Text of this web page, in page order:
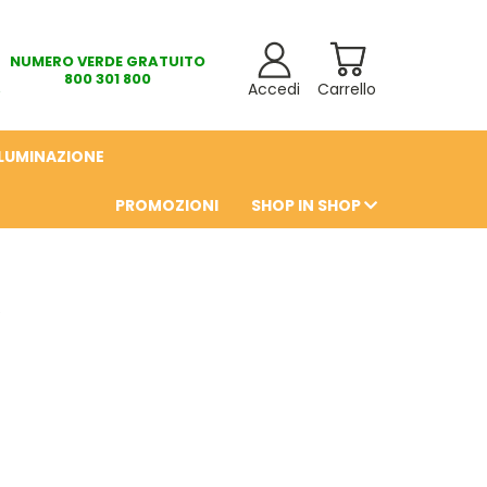
NUMERO VERDE GRATUITO
800 301 800
Carrello
Accedi
PROMOZIONI SHOP IN SHOP